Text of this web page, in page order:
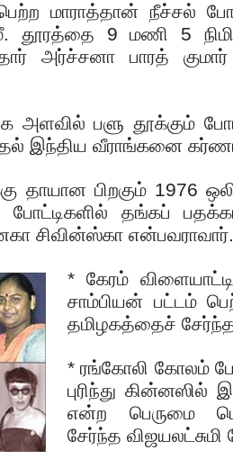
மாராத்தான் நீச்சல்
தூரத்தை 9 மணி 5
அர்ச்சனா பாரத்
அளவில் பளு தூக்கும்
இந்திய வீராங்கனை
தாயான பிறகும் 1976
போட்டிகளில் தங்கப்
சிவின்ஸ்கா என்பவராவார்.
* கேரம்
சாம்பியன் பட்டம்
தமிழகத்தைச்
* ரங்கோலி கோலம்
புரிந்து
என்ற பெருமை
சேர்ந்த